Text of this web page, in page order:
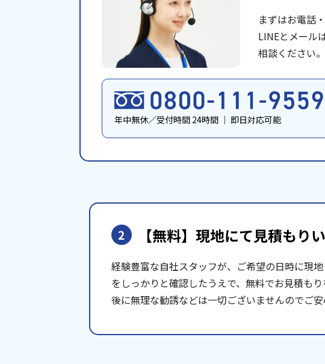
まずはお電話
LINEとメール
相談ください
年中無休／受付時間 24時間 ｜ 即日対応可能
2 【無料】現地にて見積もり
経験豊富な自社スタッフが、ご希望の日時に現
をしっかりと確認したうえで、無料でお見積も
後に無理な勧誘などは一切ございませんのでご安